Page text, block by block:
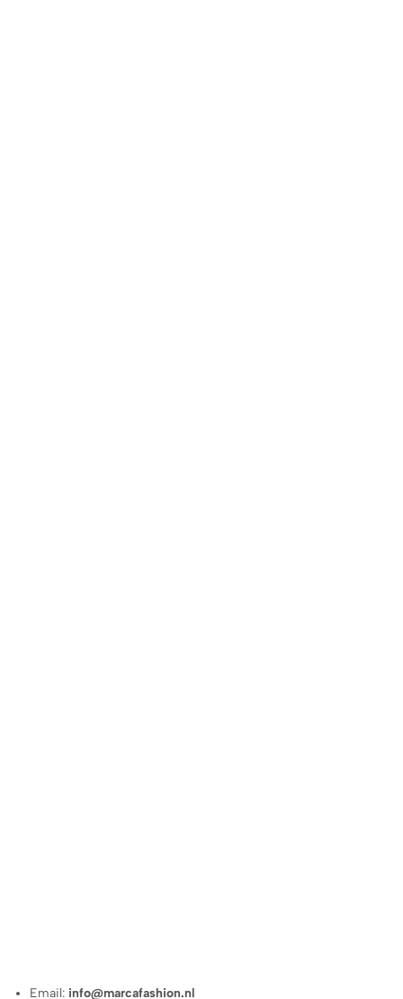
Email: info@marcafashion.nl